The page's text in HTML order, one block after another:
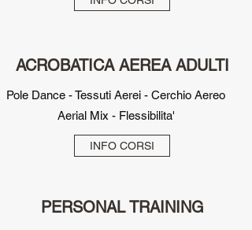
ACROBATICA AEREA ADULTI
Pole Dance - Tessuti Aerei - Cerchio Aereo
Aerial Mix - Flessibilita'
INFO CORSI
PERSONAL TRAINING